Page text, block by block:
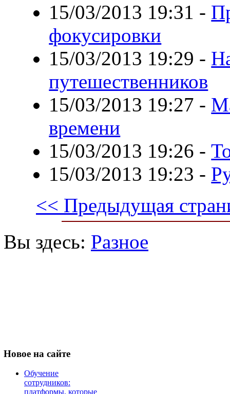
15/03/2013 19:31 -
фокусировки
15/03/2013 19:29 -
путешественников
15/03/2013 19:27 -
времени
15/03/2013 19:26 -
15/03/2013 19:23 -
<< Предыдущая
Вы здесь: Разное
Новое на сайте
Обучение
сотрудников:
платформы, которые